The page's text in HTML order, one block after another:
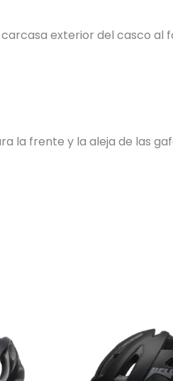
exterior del casco al
la frente y la aleja de las